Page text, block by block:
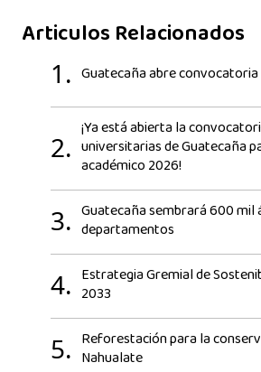
Articulos Relacionados
1. Guatecaña abre convocatoria
2.
¡Ya está abierta la
universitarias de Guatecaña
académico 2026!
3. Guatecaña sembrará 600 mil
departamentos
4. Estrategia Gremial de
2033
5. Reforestación para la
Nahualate